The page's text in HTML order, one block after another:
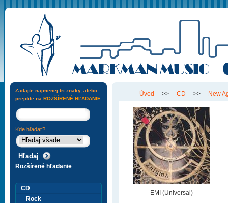
Úvod >> CD >> New
EMI (Universal)
Zadajte najmenej tri znaky, alebo
prejdite na ROZŠÍRENÉ HĽADANIE
Kde hľadať?
Rozšírené hľadanie
CD
Rock